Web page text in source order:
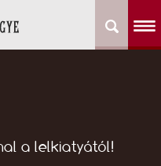
a lelkiatyától!